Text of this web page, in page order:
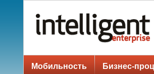
Мобильность Бизнес-